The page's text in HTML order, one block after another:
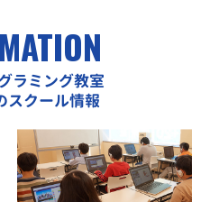
ラミング教室
スクール情報